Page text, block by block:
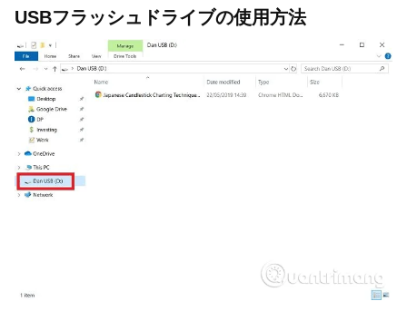
USBフラッシュドライブの使用方法